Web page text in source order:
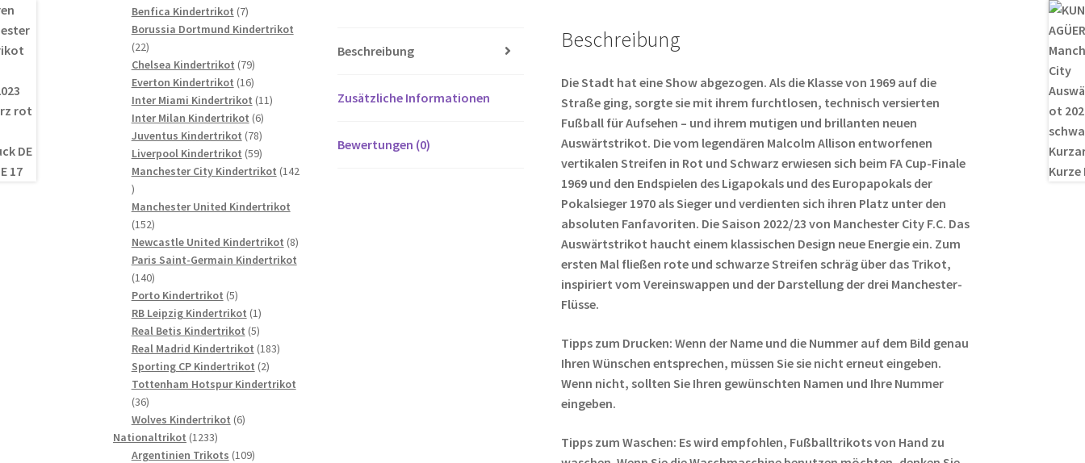
o
k
Beschreibung
Zusätzliche Informationen
Bewertungen (0)
Beschreibung
Die Stadt hat eine Show abgezogen. Als die Klasse von 1969 auf die
Straße ging, sorgte sie mit ihrem furchtlosen, technisch versierten
Fußball für Aufsehen – und ihrem mutigen und brillanten neuen
Auswärtstrikot. Die vom legendären Malcolm Allison entworfenen
vertikalen Streifen in Rot und Schwarz erwiesen sich beim FA Cup-Finale
1969 und den Endspielen des Ligapokals und des Europapokals der
Pokalsieger 1970 als Sieger und verdienten sich ihren Platz unter den
absoluten Fanfavoriten. Die Saison 2022/23 von Manchester City F.C. Das
Auswärtstrikot haucht einem klassischen Design neue Energie ein. Zum
ersten Mal fließen rote und schwarze Streifen schräg über das Trikot,
inspiriert vom Vereinswappen und der Darstellung der drei Manchester-
Flüsse.
Tipps zum Drucken: Wenn der Name und die Nummer auf dem Bild genau
Ihren Wünschen entsprechen, müssen Sie sie nicht erneut eingeben.
Wenn nicht, sollten Sie Ihren gewünschten Namen und Ihre Nummer
eingeben.
Tipps zum Waschen: Es wird empfohlen, Fußballtrikots von Hand zu
Benfica Kindertrikot 77
Produkte
Borussia Dortmund Kindertrikot
2222
Produkte
Chelsea Kindertrikot 7979
Produkte
Everton Kindertrikot 1616
Produkte
Inter Miami Kindertrikot 1111
Inter Milan Kindertrikot 66
Produkte
Juventus Kindertrikot 7878
Produkte
Liverpool Kindertrikot 5959
Produkte
Manchester City Kindertrikot 142
142
Produkte
Manchester United Kindertrikot
152152
Produkte
Newcastle United Kindertrikot 88
Produkte
Paris Saint-Germain Kindertrikot
140140
Produkte
Porto Kindertrikot 55
Produkte
RB Leipzig Kindertrikot 11
Produkt
Real Betis Kindertrikot 55
Produkte
Real Madrid Kindertrikot 183183
Sporting CP Kindertrikot 22
Produkte
Tottenham Hotspur Kindertrikot
3636
Produkte
Wolves Kindertrikot 66
Nationaltrikot 12331233
Produkte
Argentinien Trikots 109109